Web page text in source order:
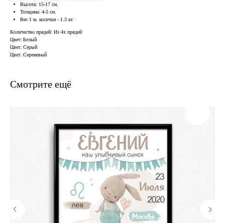
Высота: 15-17 см.
Толщина: 4-5 см.
Вес 1 м. косички - 1.3 кг.
Количество прядей: Из 4х прядей
Цвет: Белый
Цвет: Серый
Цвет: Сиреневый
Смотрите ещё
Когда нужен заказ быстро, и ждать нет времени — у нас
В наличии, отправим
завтра